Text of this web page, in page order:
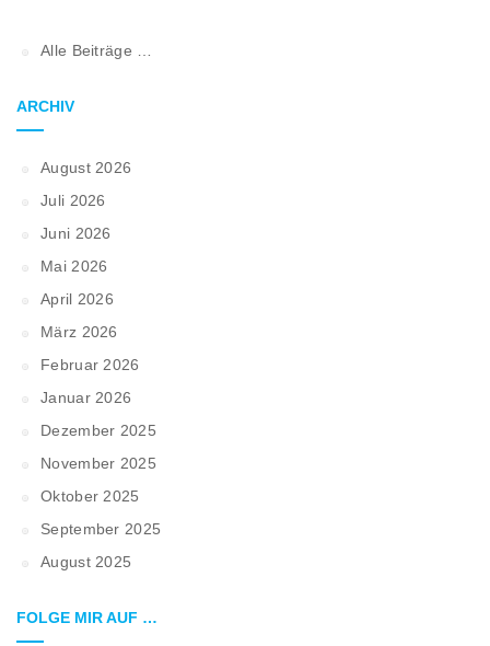
Alle Beiträge …
ARCHIV
August 2026
Juli 2026
Juni 2026
Mai 2026
April 2026
März 2026
Februar 2026
Januar 2026
Dezember 2025
November 2025
Oktober 2025
September 2025
August 2025
FOLGE MIR AUF …